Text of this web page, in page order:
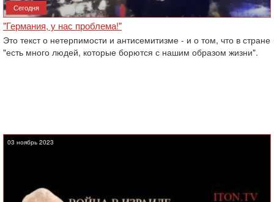
Сегодня
"Германия, у нас проблема!"
Это текст о нетерпимости и антисемитизме - и о том, что в стране
"есть много людей, которые борются с нашим образом жизни".
03 ноябрь 2023